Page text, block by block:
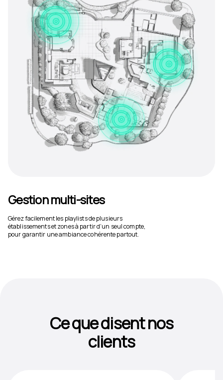
Gestion multi-sites
Gérez facilement les playlists de plusieurs
établissements et zones à partir d’un seul compte,
pour garantir une ambiance cohérente partout.
Ce que disent nos
clients